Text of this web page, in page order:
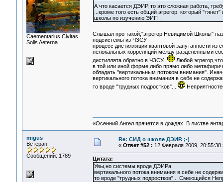
Сaementarius Civitas
Solis Aeterna
А что касается ДЭИР, то это сложная работа,
...кроме того есть общий эгрегор, который
школы по изучению ЭИП .
Слышал про такой,"эгрегор Невидимой Школы"
подсистемы из ЧЗСУ -
процесс дистилляции квантовой запутанности из
нелокальных корреляций между разделенными
дистиллята обратно в ЧЗСУ.
Любой
в той или иной форме,либо прямо либо
обладать "вертикальным потоком внимания".
вертикального потока внимания в себе не
то вроде "трудных подростков"...
«Осенний Ангел прячется в дождях. В листве
migus
Ветеран
Сообщений: 1789
Re: СИД о школе ДЭИР. ;-)
« Ответ #52 : 12 Февраля 2009, 20:55:38
Цитата:
Увы,но системы вроде ДЭИРа
вертикального потока внимания в себе не
то вроде "трудных подростков"... Смеющийся